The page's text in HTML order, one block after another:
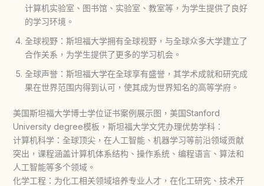
计算机实验室、图书馆、实验室、教室等，为学生提供了良好
的学习环境。
全球视野：斯坦福大学拥有全球视野，与全球众多大学建立了
合作关系，为学生提供了更多的学习机会。
全球声誉：斯坦福大学在全球享有盛誉，其学术成就和研究成
果在世界范围内得到认可，使其成为世界知名的高等学府。
美国斯坦福大学博士学位证书案例展示图，美国Stanford
University degree模板，斯坦福大学文凭办理优势学科：
计算机科学：全球顶尖，在人工智能、机器学习等前沿领域贡献
突出，课程涵盖计算机体系结构、操作系统、编程语言、算法和
人工智能等多个领域。
化学工程：为化工相关领域培养专业人才，在化工研究、技术开